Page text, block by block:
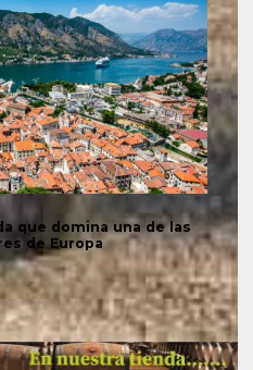
que domina una de las
de Europa